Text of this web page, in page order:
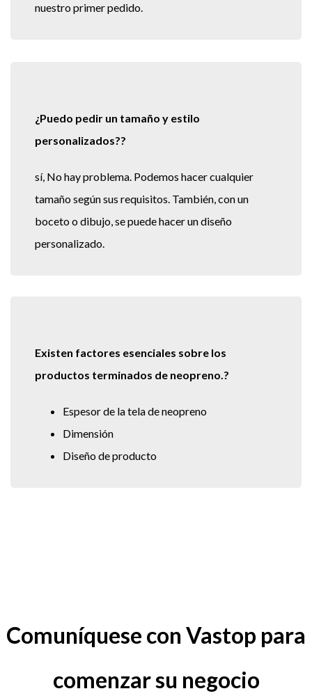
nuestro primer pedido.
¿Puedo pedir un tamaño y estilo
personalizados??
sí, No hay problema. Podemos hacer cualquier
tamaño según sus requisitos. También, con un
boceto o dibujo, se puede hacer un diseño
personalizado.
Existen factores esenciales sobre los
productos terminados de neopreno.?
Espesor de la tela de neopreno
Dimensión
Diseño de producto
Comuníquese con Vastop para
comenzar su negocio